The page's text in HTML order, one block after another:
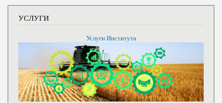
УСЛУГИ
Услуги Института